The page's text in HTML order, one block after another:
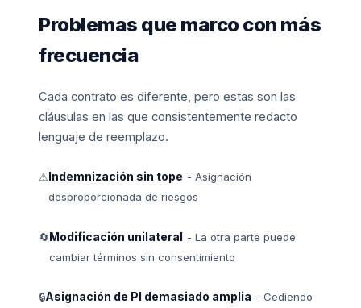
Problemas que marco con más
frecuencia
Cada contrato es diferente, pero estas son las
cláusulas en las que consistentemente redacto
lenguaje de reemplazo.
⚠Indemnización sin tope - Asignación
desproporcionada de riesgos
🔄Modificación unilateral - La otra parte puede
cambiar términos sin consentimiento
🔒Asignación de PI demasiado amplia - Cediendo